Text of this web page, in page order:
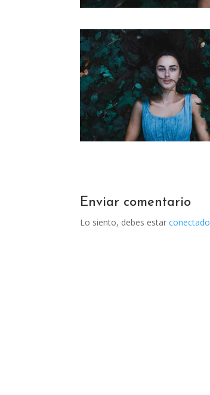
Enviar comentario
Lo siento, debes estarconectado